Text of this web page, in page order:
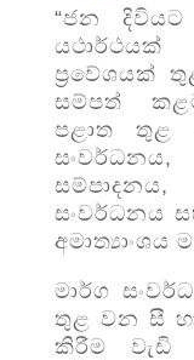
“ජන දිවියට
ප්‍රවේශයක්
සම්පත්
පළාත තුළ
සංවර්ධනය
අමාත්‍යාංශය
මාර්ග
තුළ වන සී
කිරීම වැඩි